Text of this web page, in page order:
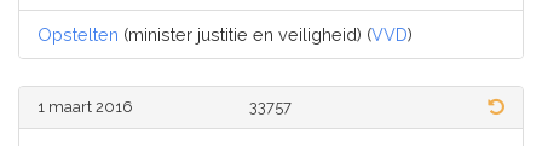
Opstelten (minister justitie en veiligheid) (VVD)
1 maart 2016 33757